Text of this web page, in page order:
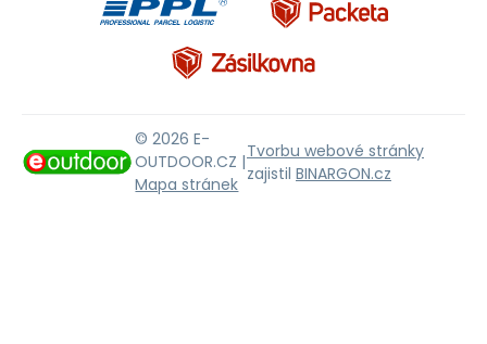
© 2026 E-
OUTDOOR.CZ |
Mapa stránek
Tvorbu webové stránky
zajistil BINARGON.cz